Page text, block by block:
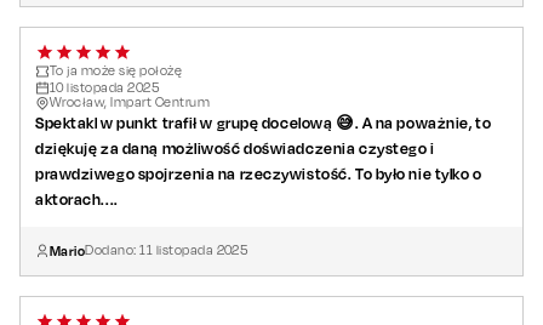
To ja może się położę
10listopada 2025
Wrocław, Impart Centrum
Spektakl w punkt trafił w grupę docelową 😅. A na poważnie, to
dziękuję za daną możliwość doświadczenia czystego i
prawdziwego spojrzenia na rzeczywistość. To było nie tylko o
aktorach....
MarioDodano:11 listopada 2025